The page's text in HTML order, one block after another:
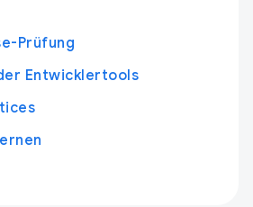
Prüfung
Entwicklertools